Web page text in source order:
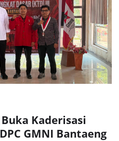
Kaderisasi
GMNI Bantaeng